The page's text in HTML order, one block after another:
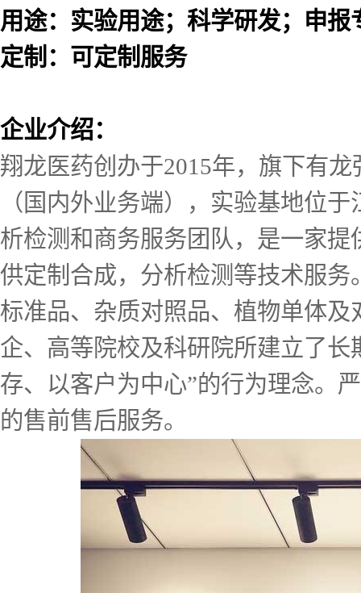
用途：实验用途；科学研发；申报
定制：可定制服务
企业介绍：
翔龙医药创办于2015年，旗下有
（国内外业务端），实验基地位
析检测和商务服务团队，是一家
供定制合成，分析检测等技术服务
标准品、杂质对照品、植物单体
企、高等院校及科研院所建立了
存、以客户为中心”的行为理念。
的售前售后服务。